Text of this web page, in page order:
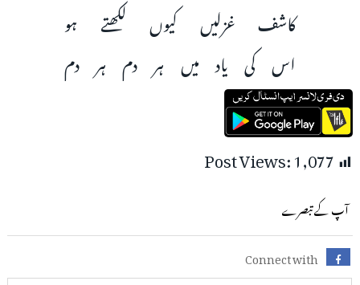
کاشف غزلیں کیوں لکھتے ہو
اس کی یاد میں ہر دم ہر دم
Post Views:1,077
آپ کے تبصرے
Connect with